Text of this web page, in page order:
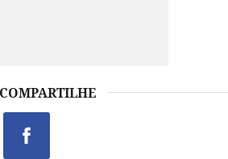
COMPARTILHE